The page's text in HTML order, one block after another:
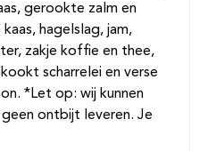
gerookte zalm en
hagelslag, jam,
zakje koffie en thee,
scharrelei en verse
*Let op: wij kunnen
ontbijt leveren. Je